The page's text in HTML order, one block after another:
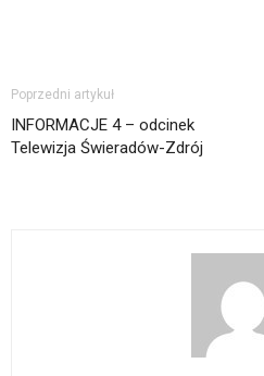
Poprzedni artykuł
INFORMACJE 4 – odcinek
Telewizja Świeradów-Zdrój